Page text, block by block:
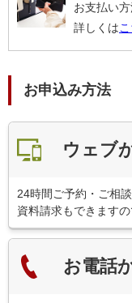
お支払い方
詳しくは
お申込み方法
ウェブ
24時間ご予約・ご相談
資料請求もできます
お電話